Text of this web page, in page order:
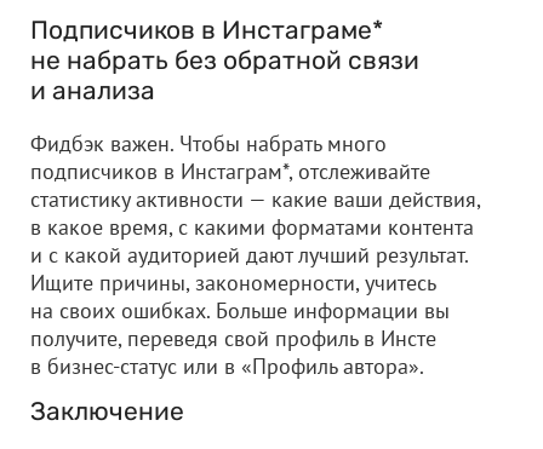
Подписчиков в Инстаграме*
не набрать без обратной связи
и анализа
Фидбэк важен. Чтобы набрать много
подписчиков в Инстаграм*, отслеживайте
статистику активности — какие ваши действия,
в какое время, с какими форматами контента
и с какой аудиторией дают лучший результат.
Ищите причины, закономерности, учитесь
на своих ошибках. Больше информации вы
получите, переведя свой профиль в Инсте
в бизнес-статус или в «Профиль автора».
Заключение